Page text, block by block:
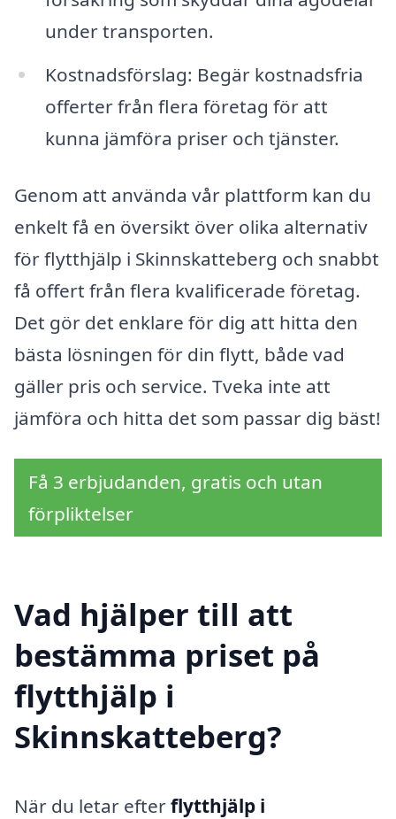
under transporten.
Kostnadsförslag: Begär kostnadsfria
offerter från flera företag för att
kunna jämföra priser och tjänster.
Genom att använda vår plattform kan du
enkelt få en översikt över olika alternativ
för flytthjälp i Skinnskatteberg och snabbt
få offert från flera kvalificerade företag.
Det gör det enklare för dig att hitta den
bästa lösningen för din flytt, både vad
gäller pris och service. Tveka inte att
jämföra och hitta det som passar dig bäst!
Få 3 erbjudanden, gratis och utan
förpliktelser
Vad hjälper till att
bestämma priset på
flytthjälp i
Skinnskatteberg?
När du letar efterflytthjälp i